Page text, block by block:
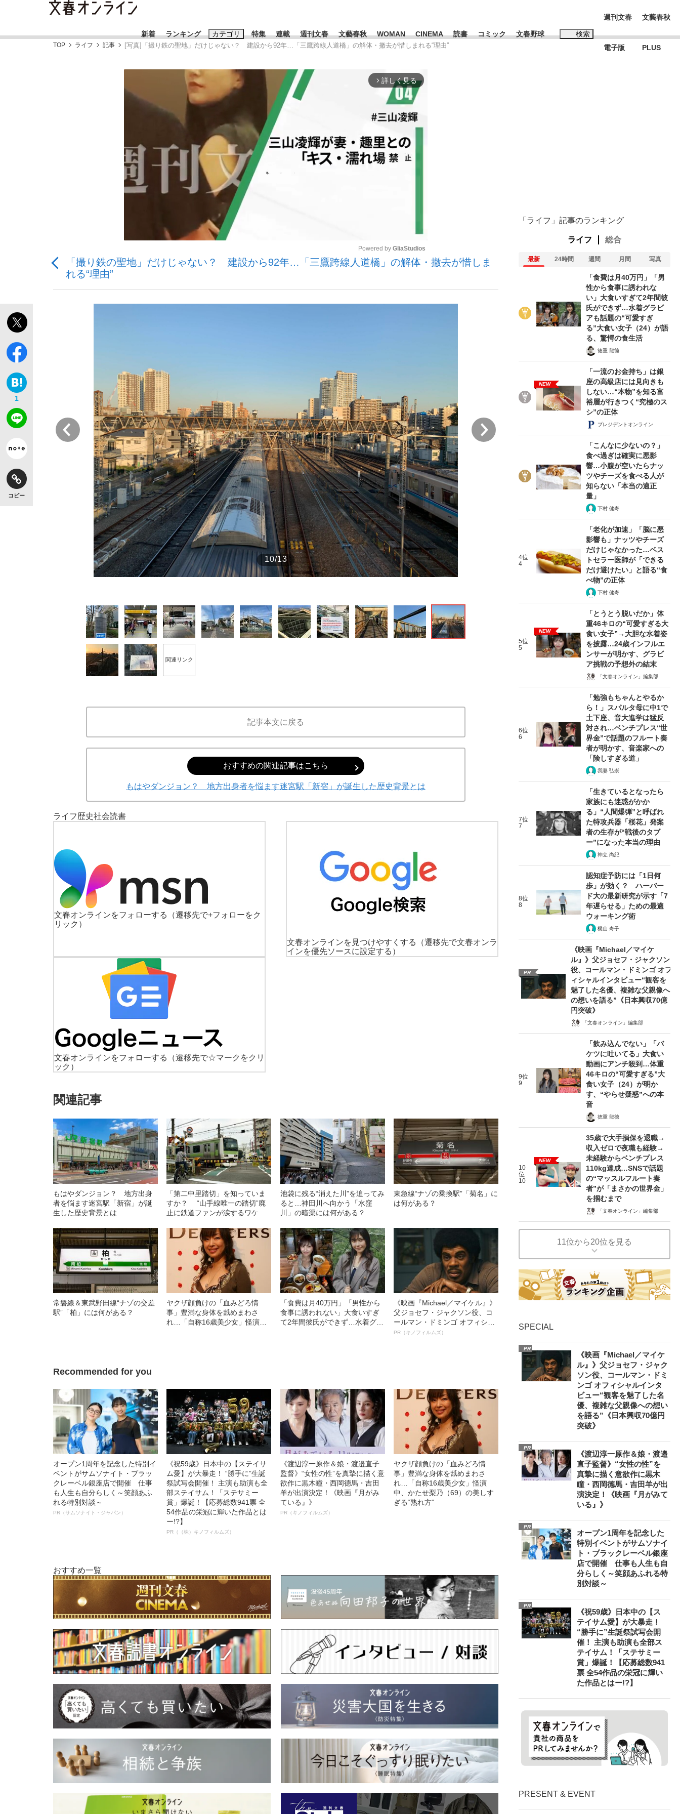
新着 ランキング カテゴリ
「90%は失敗する。でも…」本田圭佑が初めて明かした日本代表監督に...
「クマが悪者扱いされているのが悲しい」『北の国から』倉本聰氏（91...
「目標達成できなかったからと言って…」サッカー日本代表・森保一監督...
もっと見る
特集
終戦から81年
観る将棋、読む将棋
いまさら聞けない資産運用のすべて
the Style
もっと見る
連載 週刊文春 文藝春秋 WOMAN CINEMA 読書 コミック 文春野球 検索
おすすめのキーワードタグ一覧
#藤田晋 #三山凌輝 #高市早苗 #城彰二 #内田有紀
#玉木雄一郎
#亀和田武
週刊文春
電子版
文藝春秋
PLUS
TOP ライフ 記事 [写真]「撮り鉄の聖地」だけじゃない？ 建設から92年…「三鷹跨線人道橋」の解体・撤去が惜しまれる“理由”
arrow_forward_ios 詳しく見る
Powered by GliaStudios
「撮り鉄の聖地」だけじゃない？ 建設から92年…「三鷹跨線人道橋」の解体・撤去が惜しま
れる“理由”
1
コピー
10/13
前
関連リンク
記事本文に戻る
おすすめの関連記事はこちら
もはやダンジョン？ 地方出身者を悩ます迷宮駅「新宿」が誕生した歴史背景とは
ライフ歴史社会読書
文春オンラインをフォローする
（遷移先で+フォローをク
リック）
文春オンラインを見つけやすくする
（遷移先で文春オンラ
インを優先ソースに設定する）
文春オンラインをフォローする
（遷移先で☆マークをクリ
ック）
関連記事
もはやダンジョン？ 地方出身
者を悩ます迷宮駅「新宿」が誕
生した歴史背景とは
「第二中里踏切」を知っていま
すか？ “山手線唯一の踏切”廃
止に鉄道ファンが涙するワケ
池袋に残る“消えた川”を追ってみ
ると…神田川へ向かう「水窪
川」の暗渠には何がある？
東急線“ナゾの乗換駅”「菊名」に
は何がある？
常磐線＆東武野田線“ナゾの交差
駅”「柏」には何がある？
ヤクザ顔負けの「血みどろ情
事」豊満な身体を舐めまわさ
れ…「自称16歳美少女」怪演
「食費は月40万円」「男性から
食事に誘われない」大食いすぎ
て2年間彼氏ができず…水着グラ
《映画『Michael／マイケル』》
父ジョセフ・ジャクソン役、コ
ールマン・ドミンゴ オフィシャ
ルインタビュー“観客を魅了した
PR（キノフィルムズ）
Recommended for you
オープン1周年を記念した特別イ
ベントがサムソナイト・ブラッ
クレーベル銀座店で開催 仕事
も人生も自分らしく～笑顔あふ
れる特別対談～
PR（サムソナイト・ジャパン）
《祝59歳》日本中の【ステイサ
ム愛】が大暴走！ “勝手に”生誕
祭試写会開催！ 主演も助演も全
部ステイサム！「ステサミー
賞」爆誕！【応募総数941票 全
54作品の栄冠に輝いた作品とは
ー!?】
PR（（株）キノフィルムズ）
《渡辺淳一原作＆娘・渡邉直子
監督》“女性の性”を真摯に描く意
欲作に黒木瞳・西岡德馬・吉田
羊が出演決定！《映画『月がみ
ている』》
PR（キノフィルムズ）
ヤクザ顔負けの「血みどろ情
事」豊満な身体を舐めまわさ
れ…「自称16歳美少女」怪演
中、かたせ梨乃（69）の美しす
ぎる“熟れ方”
おすすめ一覧
「ライフ」記事のランキング
ライフ 総合
最新 24時間 週間 月間 写真
「食費は月40万円」「男
性から食事に誘われな
い」大食いすぎて2年間彼
氏ができず…水着グラビ
アも話題の“可愛すぎ
る”大食い女子（24）が語
る、驚愕の食生活
徳重 龍徳
NEW
「一流のお金持ち」は銀
座の高級店には見向きも
しない…“本物”を知る富
裕層が行きつく“究極のス
シ”の正体
プレジデントオンライン
「こんなに少ないの？」
食べ過ぎは確実に悪影
響…小腹が空いたらナッ
ツやチーズを食べる人が
知らない「本当の適正
量」
下村 健寿
4位
4
「老化が加速」「脳に悪
影響も」ナッツやチーズ
だけじゃなかった…ベス
トセラー医師が「できる
だけ避けたい」と語る“食
べ物”の正体
下村 健寿
5位
5
NEW
「とうとう脱いだか」体
重46キロの“可愛すぎる大
食い女子”→大胆な水着姿
を披露…24歳インフルエ
ンサーが明かす、グラビ
ア挑戦の予想外の結末
「文春オンライン」編集部
6位
6
「勉強もちゃんとやるか
ら！」スパルタ母に中1で
土下座、音大進学は猛反
対され…ベンチプレス“世
界金”で話題のフルート奏
者が明かす、音楽家への
「険しすぎる道」
我妻 弘崇
7位
7
「生きているとなったら
家族にも迷惑がかか
る」“人間爆弾”と呼ばれ
た特攻兵器「桜花」発案
者の生存が“戦後のタブ
ー”になった本当の理由
神立 尚紀
8位
8
認知症予防には「1日何
歩」が効く？ ハーバー
ド大の最新研究が示す「7
年遅らせる」ための最適
ウォーキング術
梶山 寿子
PR
《映画『Michael／マイケ
ル』》父ジョセフ・ジャクソン
役、コールマン・ドミンゴ オフ
ィシャルインタビュー“観客を
魅了した名優、複雑な父親像へ
の想いを語る”《日本興収70億
円突破》
「文春オンライン」編集部
9位
9
「飲み込んでない」「バ
ケツに吐いてる」大食い
動画にアンチ殺到…体重
46キロの“可愛すぎる”大
食い女子（24）が明か
す、“やらせ疑惑”への本
音
徳重 龍徳
10
位
10
NEW
35歳で大手損保を退職→
収入ゼロで夜職も経験→
未経験からベンチプレス
110kg達成…SNSで話題
の“マッスルフルート奏
者”が「まさかの世界金」
を掴むまで
「文春オンライン」編集部
11位から20位を見る
SPECIAL
PR
《映画『Michael／マイケ
ル』》父ジョセフ・ジャク
ソン役、コールマン・ドミ
ンゴ オフィシャルインタ
ビュー“観客を魅了した名
優、複雑な父親像への想い
を語る”《日本興収70億円
突破》
PR
《渡辺淳一原作＆娘・渡邉
直子監督》“女性の性”を
真摯に描く意欲作に黒木
瞳・西岡德馬・吉田羊が出
演決定！《映画『月がみて
いる』》
PR
オープン1周年を記念した
特別イベントがサムソナイ
ト・ブラックレーベル銀座
店で開催 仕事も人生も自
分らしく～笑顔あふれる特
別対談～
PR
《祝59歳》日本中の【ス
テイサム愛】が大暴走！
“勝手に”生誕祭試写会開
催！ 主演も助演も全部ス
テイサム！「ステサミー
賞」爆誕！【応募総数941
票 全54作品の栄冠に輝い
た作品とはー!?】
PRESENT & EVENT